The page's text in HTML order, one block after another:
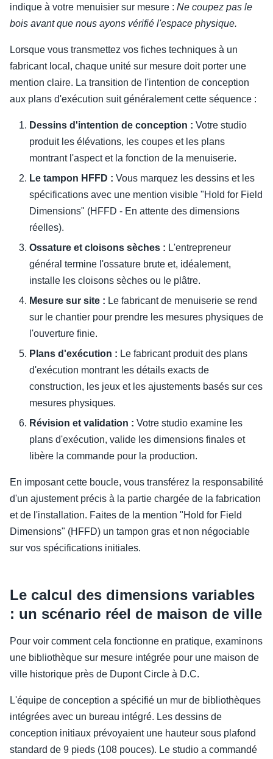
indique à votre menuisier sur mesure : Ne coupez pas le
bois avant que nous ayons vérifié l'espace physique.
Lorsque vous transmettez vos fiches techniques à un
fabricant local, chaque unité sur mesure doit porter une
mention claire. La transition de l'intention de conception
aux plans d'exécution suit généralement cette séquence :
Dessins d'intention de conception : Votre studio
produit les élévations, les coupes et les plans
montrant l'aspect et la fonction de la menuiserie.
Le tampon HFFD : Vous marquez les dessins et les
spécifications avec une mention visible "Hold for Field
Dimensions" (HFFD - En attente des dimensions
réelles).
Ossature et cloisons sèches : L'entrepreneur
général termine l'ossature brute et, idéalement,
installe les cloisons sèches ou le plâtre.
Mesure sur site : Le fabricant de menuiserie se rend
sur le chantier pour prendre les mesures physiques de
l'ouverture finie.
Plans d'exécution : Le fabricant produit des plans
d'exécution montrant les détails exacts de
construction, les jeux et les ajustements basés sur ces
mesures physiques.
Révision et validation : Votre studio examine les
plans d'exécution, valide les dimensions finales et
libère la commande pour la production.
En imposant cette boucle, vous transférez la responsabilité
d'un ajustement précis à la partie chargée de la fabrication
et de l'installation. Faites de la mention "Hold for Field
Dimensions" (HFFD) un tampon gras et non négociable
sur vos spécifications initiales.
Le calcul des dimensions variables
: un scénario réel de maison de ville
Pour voir comment cela fonctionne en pratique, examinons
une bibliothèque sur mesure intégrée pour une maison de
ville historique près de Dupont Circle à D.C.
L'équipe de conception a spécifié un mur de bibliothèques
intégrées avec un bureau intégré. Les dessins de
conception initiaux prévoyaient une hauteur sous plafond
standard de 9 pieds (108 pouces). Le studio a commandé